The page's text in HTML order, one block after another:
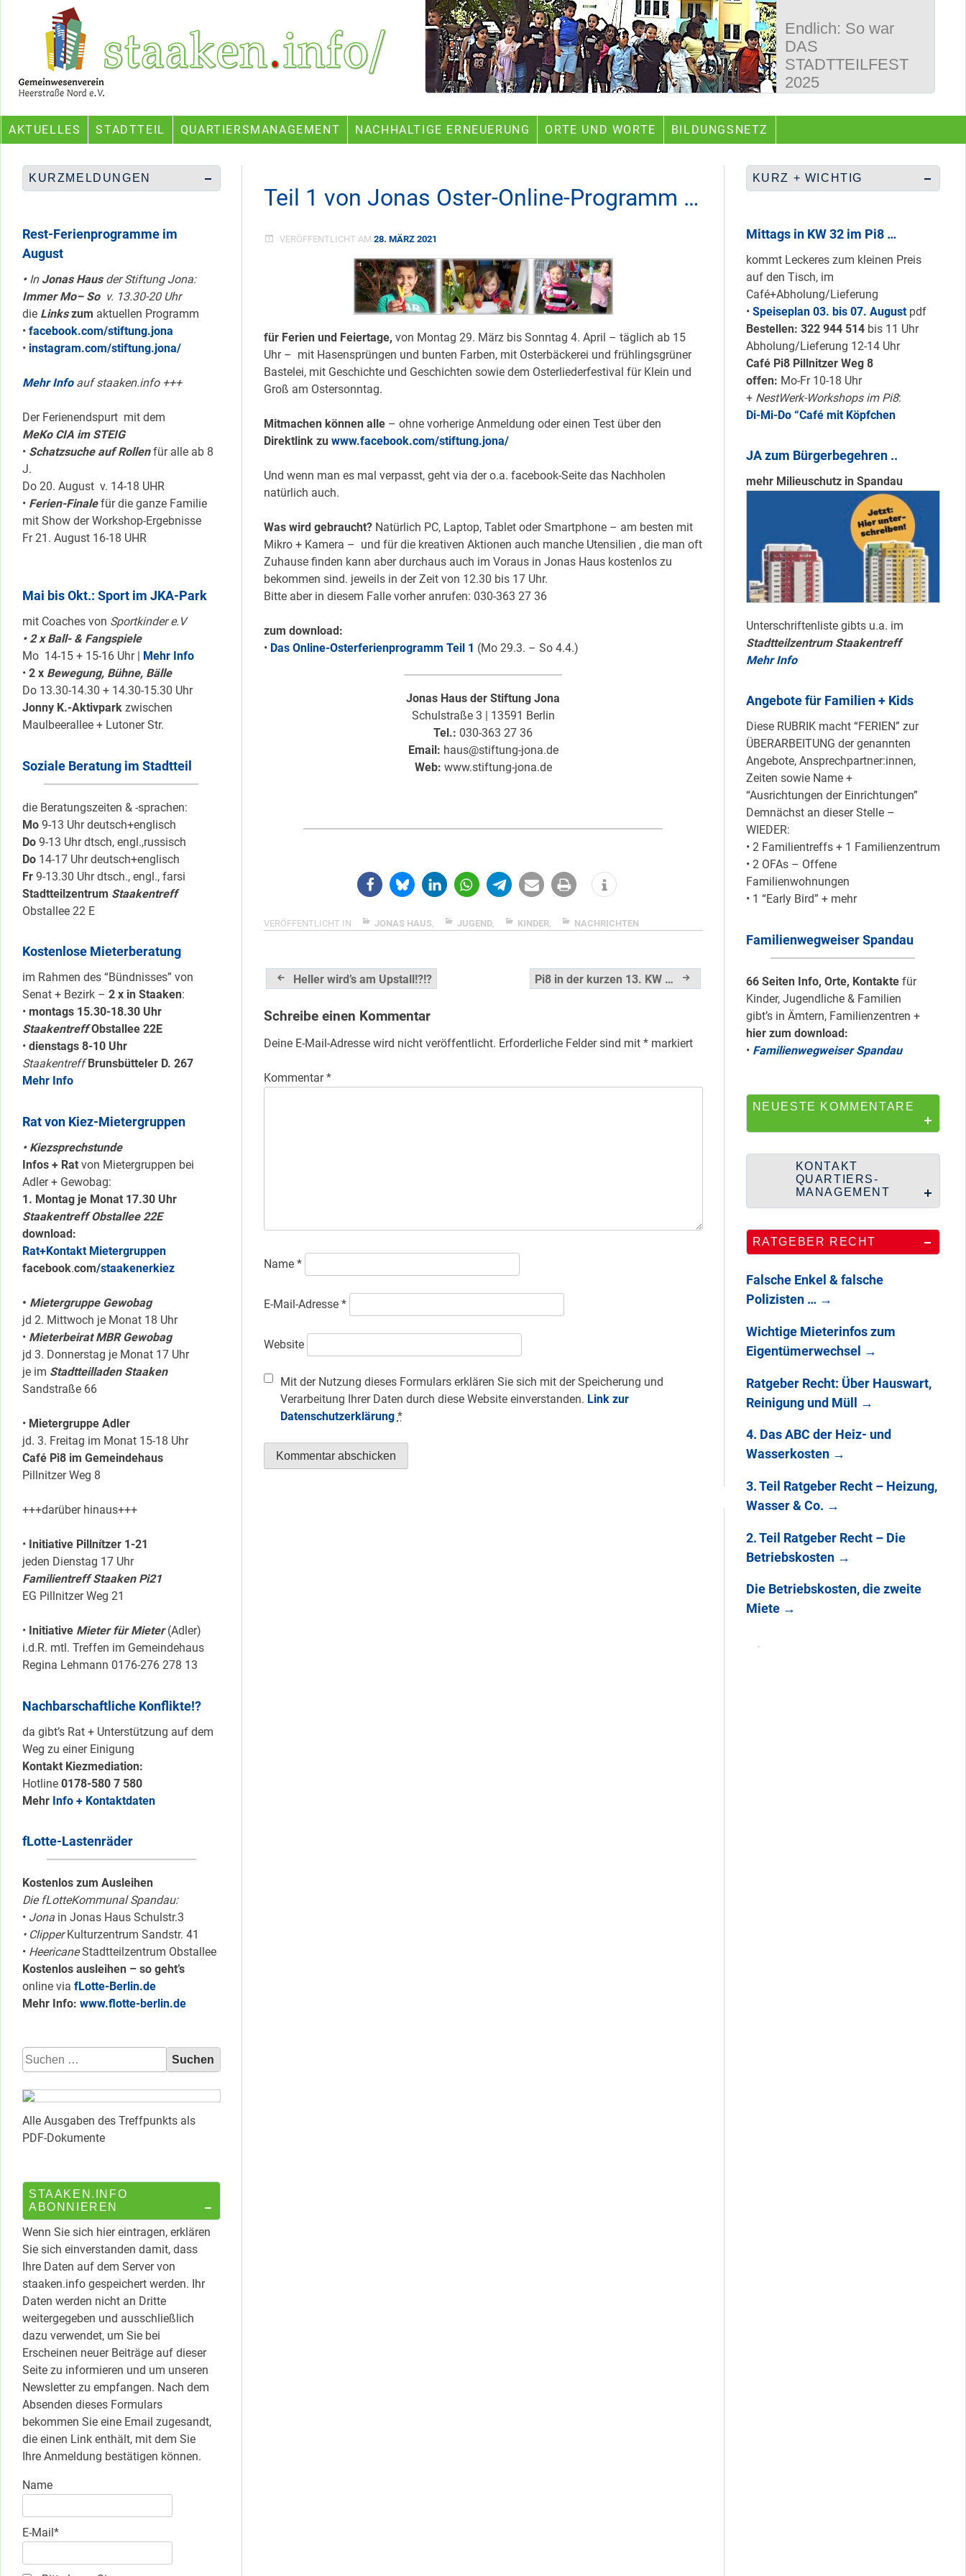
Ein Projekt des Gemeinwesenvereins Heerstraße Nord
AKTUELLES STADTTEIL QUARTIERSMANAGEMENT NACHHALTIGE ERNEUERUNG ORTE UND WORTE BILDUNGSNETZ
Teil 1 von Jonas Oster-Online-Programm …
VERÖFFENTLICHT AM 28. MÄRZ 2021
für Ferien und Feiertage, von Montag 29. März bis Sonntag 4. April – täglich ab 15
Uhr – mit Hasensprüngen und bunten Farben, mit Osterbäckerei und frühlingsgrüner
Bastelei, mit Geschichte und Geschichten sowie dem Osterliederfestival für Klein und
Groß am Ostersonntag.
Mitmachen können alle– ohne vorherige Anmeldung oder einen Test über den
Direktlink zu www.facebook.com/stiftung.jona/
Und wenn man es mal verpasst, geht via der o.a. facebook-Seite das Nachholen
natürlich auch.
Was wird gebraucht?Natürlich PC, Laptop, Tablet oder Smartphone – am besten mit
Mikro + Kamera – und für die kreativen Aktionen auch manche Utensilien , die man oft
Zuhause finden kann aber durchaus auch im Voraus in Jonas Haus kostenlos zu
bekommen sind. jeweils in der Zeit von 12.30 bis 17 Uhr.
Bitte aber in diesem Falle vorher anrufen: 030-363 27 36
zum download:
• Das Online-Osterferienprogramm Teil 1 (Mo 29.3. – So 4.4.)
Jonas Haus der Stiftung Jona
Schulstraße 3 | 13591 Berlin
Tel.: 030-363 27 36
Email: haus@stiftung-jona.de
Web: www.stiftung-jona.de
VERÖFFENTLICHT IN JONAS HAUS, JUGEND, KINDER, NACHRICHTEN
Beitragsnavigation
Heller wird’s am Upstall!?!? Pi8 in der kurzen 13. KW …
Schreibe einen Kommentar
Deine E-Mail-Adresse wird nicht veröffentlicht. Erforderliche Felder sind mit *markiert
Kommentar*
Name *
E-Mail-Adresse *
Website
Mit der Nutzung dieses Formulars erklären Sie sich mit der Speicherung und
Verarbeitung Ihrer Daten durch diese Website einverstanden. Link zur
Datenschutzerklärung *
KURZMELDUNGEN
Rest-Ferienprogramme im
August
•InJonas Hausder Stiftung Jona:
Immer Mo– So v. 13.30-20 Uhr
die Linkszum aktuellen Programm
• facebook.com/stiftung.jona
• instagram.com/stiftung.jona/
Mehr Infoauf staaken.info +++
Der Ferienendspurt mit dem
MeKo CIA im STEIG
• Schatzsuche auf Rollenfür alle ab 8
J.
Do 20. August v. 14-18 UHR
• Ferien-Finalefür die ganze Familie
mit Show der Workshop-Ergebnisse
Fr 21. August 16-18 UHR
Mai bis Okt.: Sport im JKA-Park
mit Coaches von Sportkinder e.V
• 2 x Ball- & Fangspiele
Mo 14-15 + 15-16 Uhr |
Mehr Info
• 2 x Bewegung, Bühne, Bälle
Do 13.30-14.30 + 14.30-15.30 Uhr
Jonny K.-Aktivpark zwischen
Maulbeerallee + Lutoner Str.
Soziale Beratung im Stadtteil
die Beratungszeiten & -sprachen:
Mo 9-13 Uhr deutsch+englisch
Do 9-13 Uhr dtsch, engl.,russisch
Do 14-17 Uhr deutsch+englisch
Fr 9-13.30 Uhr dtsch., engl., farsi
Stadtteilzentrum Staakentreff
Obstallee 22 E
Kostenlose Mieterberatung
im Rahmen des “Bündnisses” von
Senat + Bezirk – 2 x in Staaken:
• montags 15.30-18.30 Uhr
Staakentreff Obstallee 22E
• dienstags 8-10 Uhr
Staakentreff Brunsbütteler D. 267
Mehr Info
Rat von Kiez-Mietergruppen
• Kiezsprechstunde
Infos + Rat von Mietergruppen bei
Adler + Gewobag:
1. Montag je Monat 17.30 Uhr
Staakentreff Obstallee 22E
download:
Rat+Kontakt Mietergruppen
facebook.com/staakenerkiez
• Mietergruppe Gewobag
jd 2. Mittwoch je Monat 18 Uhr
• Mieterbeirat MBR Gewobag
jd 3. Donnerstag je Monat 17 Uhr
je im Stadtteilladen Staaken
Sandstraße 66
• Mietergruppe Adler
jd. 3. Freitag im Monat 15-18 Uhr
Café Pi8 im Gemeindehaus
Pillnitzer Weg 8
+++darüber hinaus+++
• Initiative Pillnítzer 1-21
jeden Dienstag 17 Uhr
Familientreff Staaken Pi21
EG Pillnitzer Weg 21
• Initiative Mieter für Mieter(Adler)
i.d.R. mtl. Treffen im Gemeindehaus
Regina Lehmann 0176-276 278 13
Nachbarschaftliche Konflikte!?
da gibt’s Rat + Unterstützung auf dem
Weg zu einer Einigung
Kontakt Kiezmediation:
Hotline 0178-580 7 580
Mehr Info + Kontaktdaten
fLotte-Lastenräder
Kostenlos zum Ausleihen
Die fLotteKommunal Spandau:
• Jona in Jonas Haus Schulstr.3
• ClipperKulturzentrum Sandstr. 41
• HeericaneStadtteilzentrum Obstallee
Kostenlos ausleihen – so geht’s
online via fLotte-Berlin.de
Mehr Info: www.flotte-berlin.de
Suchen
nach:
Alle Ausgaben des Treffpunkts als
PDF-Dokumente
STAAKEN.INFO
ABONNIEREN
Wenn Sie sich hier eintragen, erklären
Sie sich einverstanden damit, dass
Ihre Daten auf dem Server von
staaken.info gespeichert werden. Ihr
Daten werden nicht an Dritte
weitergegeben und ausschließlich
dazu verwendet, um Sie bei
Erscheinen neuer Beiträge auf dieser
Seite zu informieren und um unseren
Newsletter zu empfangen. Nach dem
Absenden dieses Formulars
bekommen Sie eine Email zugesandt,
die einen Link enthält, mit dem Sie
Ihre Anmeldung bestätigen können.
Name
E-Mail*
KURZ + WICHTIG
Mittags in KW 32 im Pi8 …
kommt Leckeres zum kleinen Preis
auf den Tisch, im
Café+Abholung/Lieferung
• Speiseplan 03. bis 07. August pdf
Bestellen: 322 944 514bis 11 Uhr
Abholung/Lieferung 12-14 Uhr
Café Pi8 Pillnitzer Weg 8
offen: Mo-Fr 10-18 Uhr
+ NestWerk-Workshops im Pi8:
Di-Mi-Do “Café mit Köpfchen
JA zum Bürgerbegehren ..
mehr Milieuschutz in Spandau
Unterschriftenliste gibts u.a. im
Stadtteilzentrum Staakentreff
Mehr Info
Angebote für Familien + Kids
Diese RUBRIK macht “FERIEN” zur
ÜBERARBEITUNG der genannten
Angebote, Ansprechpartner:innen,
Zeiten sowie Name +
“Ausrichtungen der Einrichtungen”
Demnächst an dieser Stelle –
WIEDER:
• 2 Familientreffs + 1 Familienzentrum
• 2 OFAs – Offene
Familienwohnungen
• 1 “Early Bird” + mehr
Familienwegweiser Spandau
66 Seiten Info, Orte, Kontakte für
Kinder, Jugendliche & Familien
gibt’s in Ämtern, Familienzentren +
hier zum download:
• Familienwegweiser Spandau
NEUESTE KOMMENTARE
KONTAKT
QUARTIERS-
MANAGEMENT
RATGEBER RECHT
Falsche Enkel & falsche
Polizisten … →
Wichtige Mieterinfos zum
Eigentümerwechsel →
Ratgeber Recht: Über Hauswart,
Reinigung und Müll →
4. Das ABC der Heiz- und
Wasserkosten →
3. Teil Ratgeber Recht – Heizung,
Wasser & Co. →
2. Teil Ratgeber Recht – Die
Betriebskosten →
Die Betriebskosten, die zweite
Miete →
Endlich: So war
DAS
STADTTEILFEST
2025
Wegbereiter &
geht & sich
ABSCHAFFEN!
Nur grüne & gelbe
Karten für den
neuen Quartiersrat
2023-25 …
Ein echtes “PLUS”
für Heerstraße
Staaken: Immer
schön sauber
Neuer Look für’s
“Redemobil” im
Kiez unterwegs …
Lokale Register-
Anlaufstelle in
Staaken
Silber für
Bildungsnetz
ist Mein Viertel!
errichtet
Wie Staaken zu
zwei Hahnebergen
kam
100 Jahre
Heerstraße